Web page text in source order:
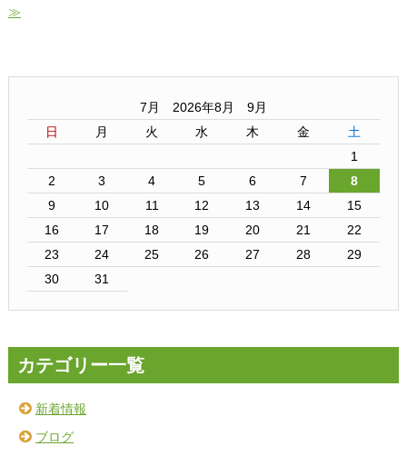
≫
7月 2026年8月 9月
日
月 火 水 木 金
土
1
2
3 4 5 6 7
8
9
10 11 12 13 14
15
16
17 18 19 20 21
22
23
24 25 26 27 28
29
30
31
カテゴリー一覧
新着情報
ブログ